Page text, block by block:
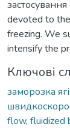
застосування
devoted to
freezing. We
intensify the
Ключові
заморозка
flow, fluidized